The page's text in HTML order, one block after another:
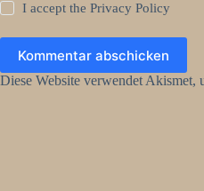
I accept thePrivacy Policy
Kommentar abschicken
Diese Website verwendet Akismet,